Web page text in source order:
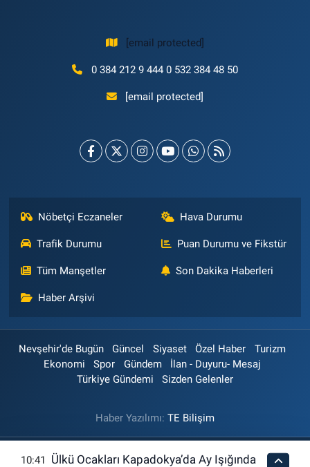
[email protected]
0 384 212 9 444 0 532 384 48 50
[email protected]
Nöbetçi Eczaneler Hava Durumu
Trafik Durumu Puan Durumu ve Fikstür
Tüm Manşetler Son Dakika Haberleri
Haber Arşivi
Nevşehir'de Bugün Güncel Siyaset Özel Haber
Turizm
Ekonomi
Spor Gündem
İlan - Duyuru- Mesaj
Türkiye Gündemi
Sizden Gelenler
Haber Yazılımı: TE Bilişim
10:41
Ülkü Ocakları Kapadokya’da Ay Işığında